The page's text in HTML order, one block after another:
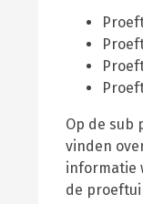
Op de sub
vinden
informatie
de